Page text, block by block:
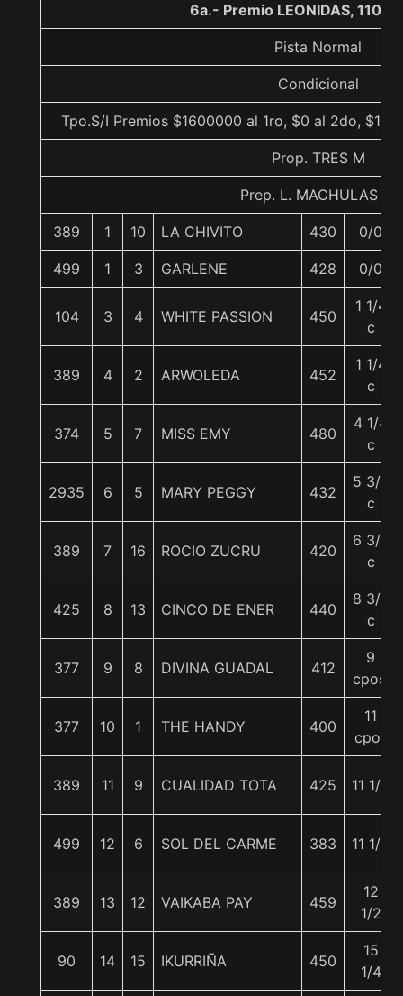
6a.- Premio LEONIDAS, 1100
Pista Normal
Condicional
Tpo.S/I Premios $1600000 al 1ro, $0 al 2do,
Prop. TRES M
Prep. L. MACHULAS G.
389 1 10 LA CHIVITO 430 0/0
499 1 3 GARLENE 428 0/0
104 3 4 WHITE PASSION 450
1 1/4
c
389 4 2 ARWOLEDA 452
1 1/4
c
374 5 7 MISS EMY 480
4 1/4
c
2935 6 5 MARY PEGGY 432
5 3/4
c
389 7 16 ROCIO ZUCRU 420
6 3/4
c
425 8 13 CINCO DE ENER 440
8 3/4
c
377 9 8 DIVINA GUADAL 412
9
cpos.
377 10 1 THE HANDY 400
11
cpos
389 11 9 CUALIDAD TOTA 425 11 1/2
499 12 6 SOL DEL CARME 383 11 1/2
389 13 12 VAIKABA PAY 459
12
1/2
90 14 15 IKURRIÑA 450
15
1/4